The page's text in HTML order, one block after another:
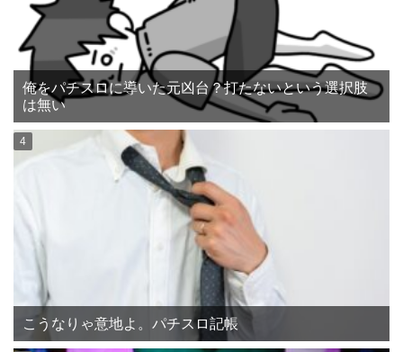
俺をパチスロに導いた元凶台？打たないという選択肢
は無い
こうなりゃ意地よ。パチスロ記帳